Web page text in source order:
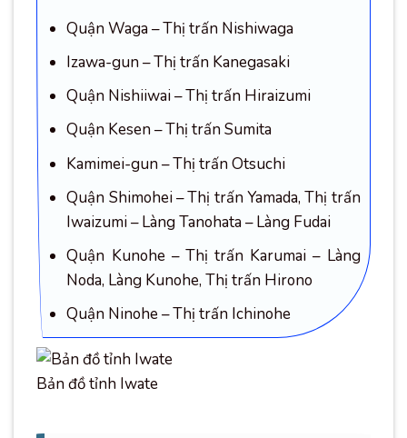
Quận Waga – Thị trấn Nishiwaga
Izawa-gun – Thị trấn Kanegasaki
Quận Nishiiwai – Thị trấn Hiraizumi
Quận Kesen – Thị trấn Sumita
Kamimei-gun – Thị trấn Otsuchi
Quận Shimohei – Thị trấn Yamada, Thị trấn
Iwaizumi – Làng Tanohata – Làng Fudai
Quận Kunohe – Thị trấn Karumai – Làng
Noda, Làng Kunohe, Thị trấn Hirono
Quận Ninohe – Thị trấn Ichinohe
Bản đồ tỉnh Iwate